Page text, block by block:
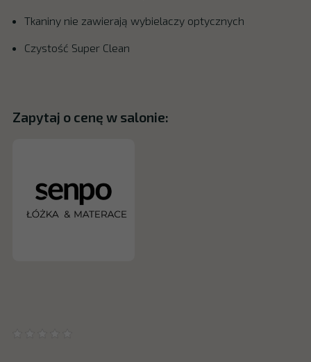
Tkaniny nie zawierają wybielaczy optycznych
Czystość Super Clean
Zapytaj o cenę w salonie: